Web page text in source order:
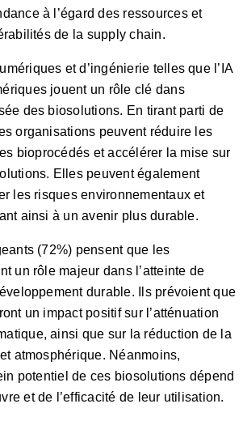
à l’égard des ressources et
de la supply chain.
et d’ingénierie telles que l’IA
jouent un rôle clé dans
des biosolutions. En tirant parti de
organisations peuvent réduire les
bioprocédés et accélérer la mise sur
Elles peuvent également
les risques environnementaux et
ainsi à un avenir plus durable.
(72%) pensent que les
un rôle majeur dans l’atteinte de
durable. Ils prévoient que
un impact positif sur l’atténuation
ainsi que sur la réduction de la
atmosphérique. Néanmoins,
potentiel de ces biosolutions dépend
et de l’efficacité de leur utilisation.